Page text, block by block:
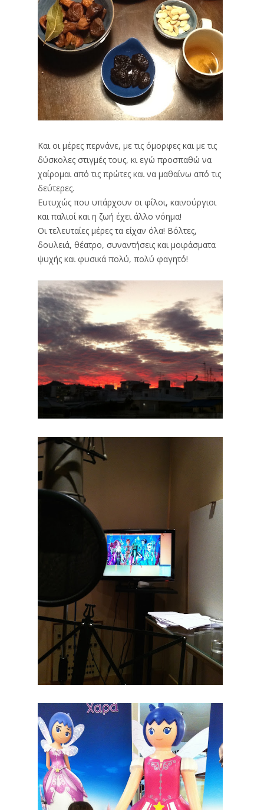
Και οι μέρες περνάνε, με τις όμορφες και με τις
δύσκολες στιγμές τους, κι εγώ προσπαθώ να
χαίρομαι από τις πρώτες και να μαθαίνω από τις
δεύτερες.
Ευτυχώς που υπάρχουν οι φίλοι, καινούργιοι
και παλιοί και η ζωή έχει άλλο νόημα!
Οι τελευταίες μέρες τα είχαν όλα! Βόλτες,
δουλειά, θέατρο, συναντήσεις και μοιράσματα
ψυχής και φυσικά πολύ, πολύ φαγητό!